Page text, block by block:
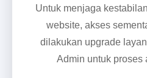
Untuk menjaga
website, akses
dilakukan upgrade
Admin untuk proses